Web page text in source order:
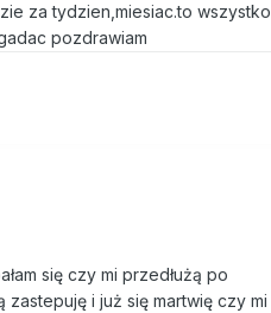
za tydzien,miesiac.to wszystko
pozdrawiam
się czy mi przedłużą po
i już się martwię czy mi